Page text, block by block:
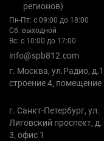
регионов)
Пн-Пт: с 09:00 до 18:00
Сб: выходной
Вс: с 10:00 до 17:00
info@spb812.com
г. Москва, ул.Радио,
строение 4, помещение
г. Санкт-Петербург, ул.
Лиговский проспект, д.
3, офис 1